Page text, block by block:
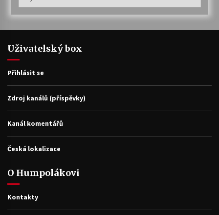
archiv
Uživatelský box
Přihlásit se
Zdroj kanálů (příspěvky)
Kanál komentářů
Česká lokalizace
O Humpolákovi
Kontakty